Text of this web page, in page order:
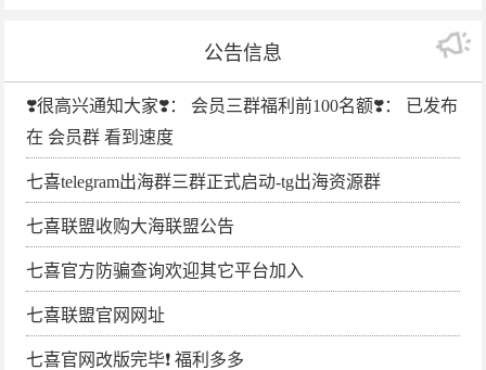
公告信息
❣️很高兴通知大家❣️： 会员三群福利前100名额❣️： 已发布
在 会员群 看到速度
七喜telegram出海群三群正式启动-tg出海资源群
七喜联盟收购大海联盟公告
七喜官方防骗查询欢迎其它平台加入
七喜联盟官网网址
七喜官网改版完毕❗️ 福利多多